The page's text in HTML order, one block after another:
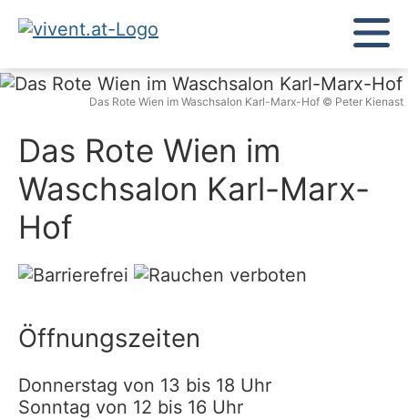
Das Rote Wien im Waschsalon Karl-Marx-Hof © Peter Kienast
Das Rote Wien im
Waschsalon Karl-Marx-
Hof
Öffnungszeiten
Donnerstag von 13 bis 18 Uhr
Sonntag von 12 bis 16 Uhr